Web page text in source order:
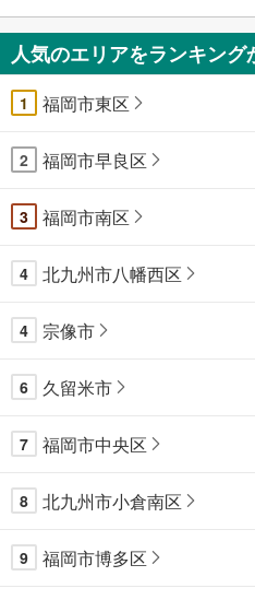
人気のエリアをランキング
1 福岡市東区
2 福岡市早良区
3 福岡市南区
4 北九州市八幡西区
4 宗像市
6 久留米市
7 福岡市中央区
8 北九州市小倉南区
9 福岡市博多区